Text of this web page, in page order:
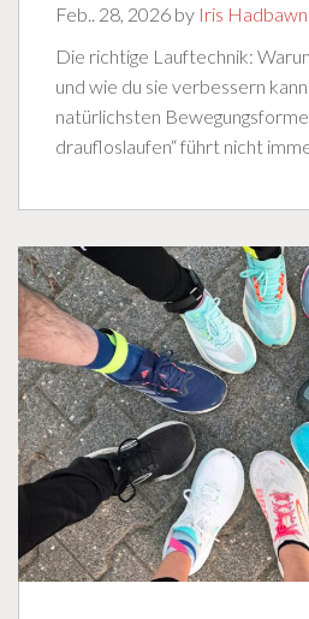
Feb.. 28, 2026 by Iris
Die richtige Lauftechnik:
und wie du sie verbessern
natürlichsten
draufloslaufen“ führt nicht